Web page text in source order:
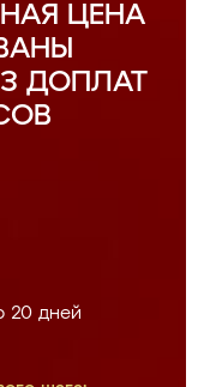
ЦЕНА
ДОПЛАТ
20 дней